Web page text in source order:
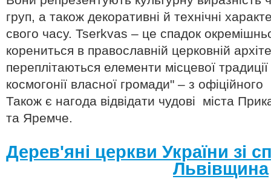
груп, а також декоративні й технічні
свого часу. Tserkvas – це спадок
корениться в православній церковній
переплітаються елементи місцевої
космогонії власної громади" – з
Також є нагода відвідати чудові міста
та Яремче.
Дерев'яні церкви України
Львівщина